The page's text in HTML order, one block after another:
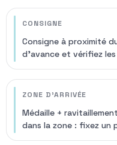
CONSIGNE
Consigne à proximité
d’avance et vérifiez
ZONE D’ARRIVÉE
Médaille +
dans la zone : fixez un